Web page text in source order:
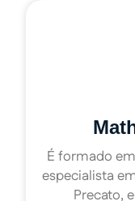
É formado
especialista
Precato,